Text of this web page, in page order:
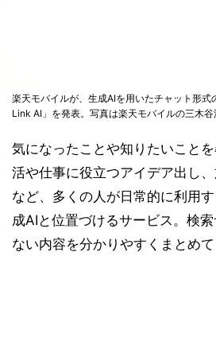
楽天モバイルが、生成AIを用いたチャット形
Link AI」を発表。写真は楽天モバイルの三木
気になったことや知りたいこと
活や仕事に役立つアイデア出し
など、多くの人が日常的に利用
成AIと位置づけるサービス。検
ない内容を分かりやすくまとめて